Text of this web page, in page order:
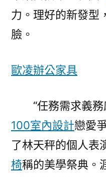
力。理好的新發型
臉。
歐凌辦公家具
“任務需求義
100室內設計戀愛
了林天秤的個人表
椅稱的美學祭典。